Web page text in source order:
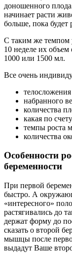
доношенного
начинает расти
больше, пока будет
С таким же темпом
10 неделе их объем
1000 или 1500 мл.
Все очень
набранного
количества
какая по
темпы роста
количества
Особенности
беременности
При первой
быстро. А
«интересного»
растягивались до
держат форму до
сказать о второй
мышцы после
выдадут Ваше